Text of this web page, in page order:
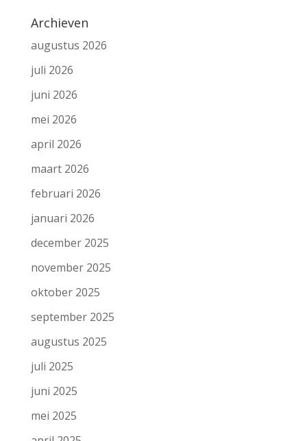
Archieven
augustus 2026
juli 2026
juni 2026
mei 2026
april 2026
maart 2026
februari 2026
januari 2026
december 2025
november 2025
oktober 2025
september 2025
augustus 2025
juli 2025
juni 2025
mei 2025